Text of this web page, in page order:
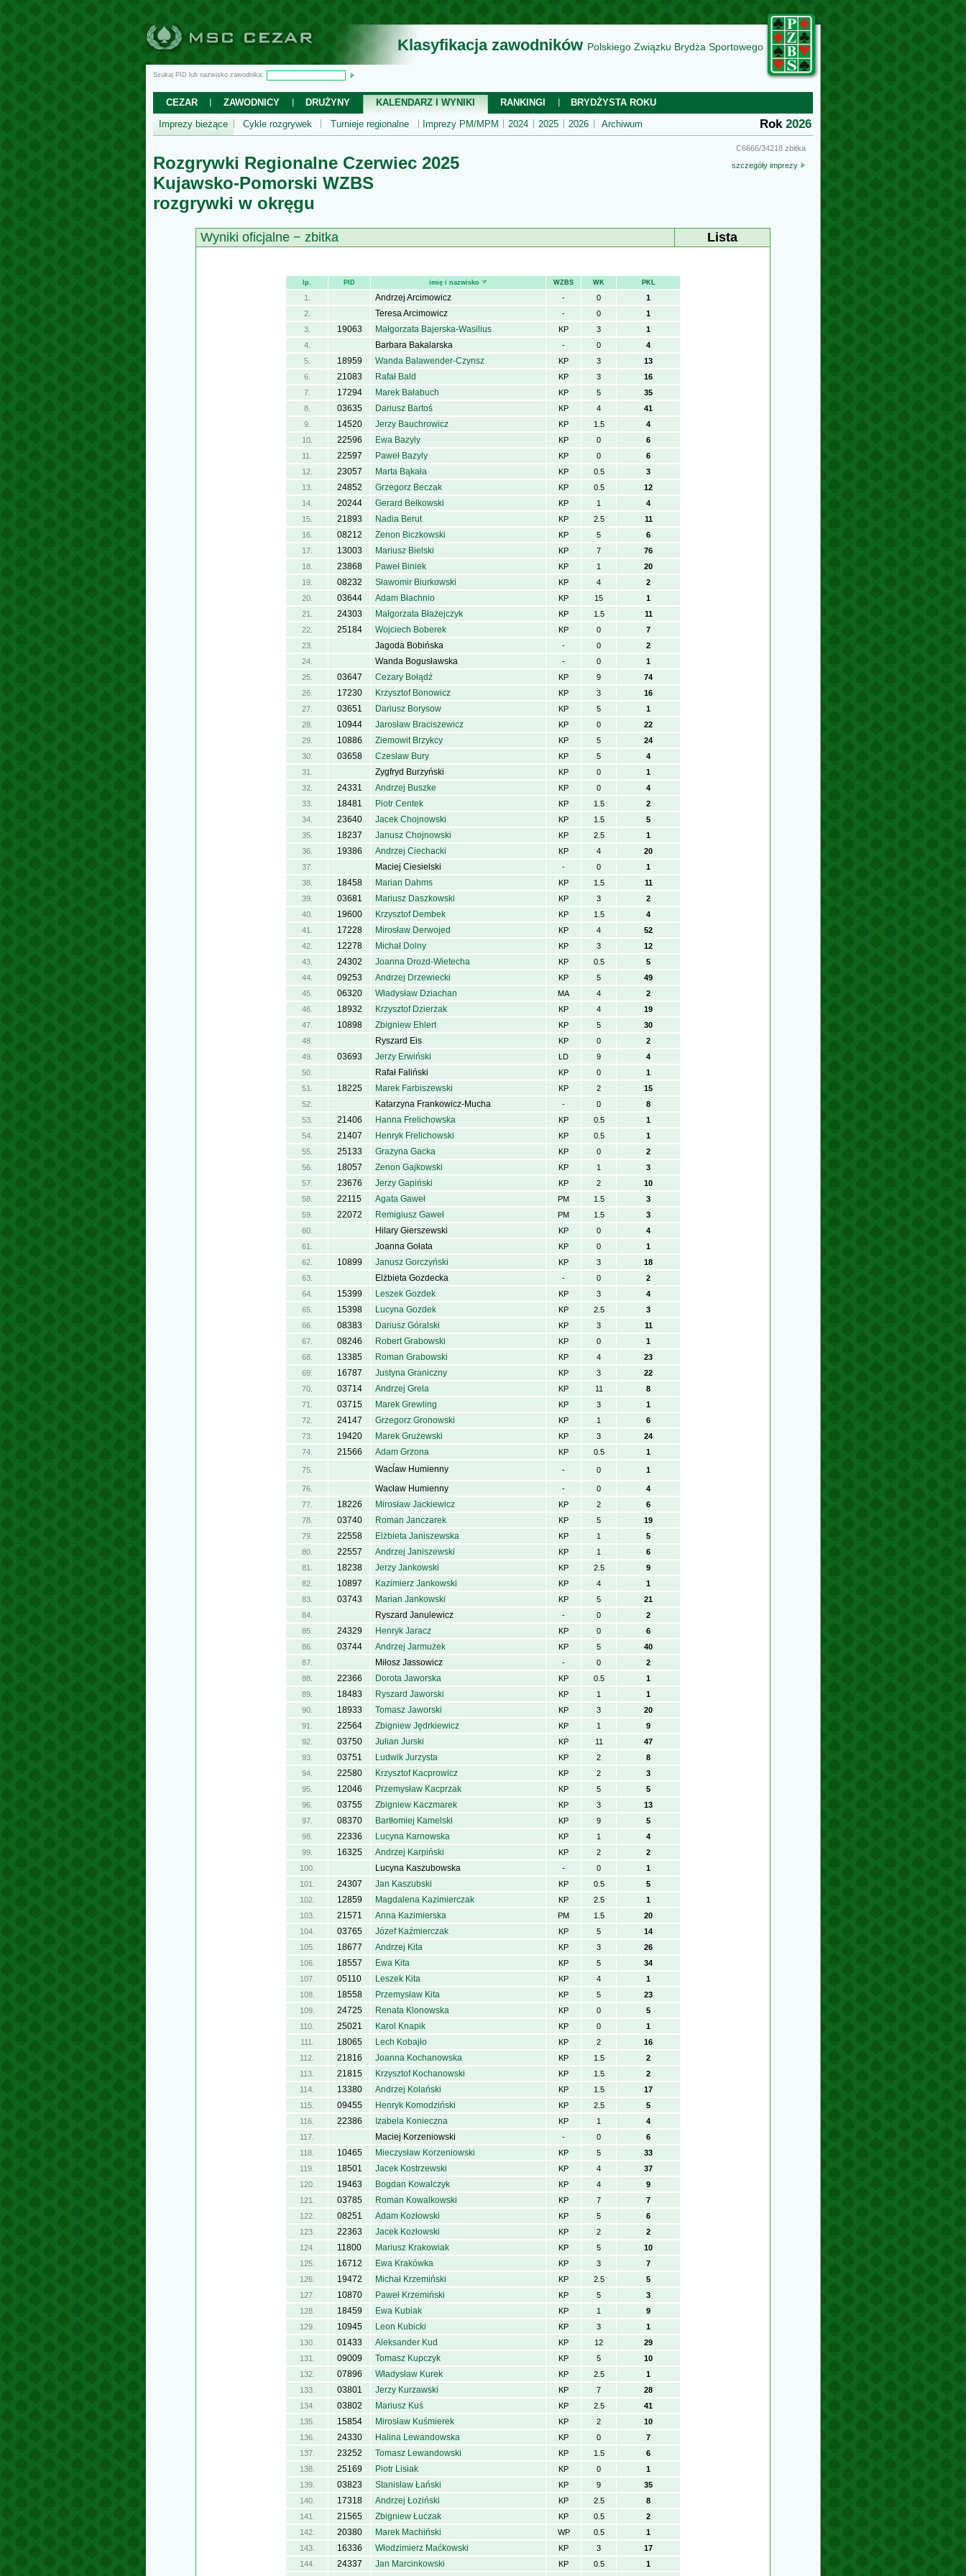
Klasyfikacja zawodników Polskiego Związku Brydża Sportowego
Szukaj PID lub nazwisko zawodnika:
CEZAR ZAWODNICY DRUŻYNY KALENDARZ I WYNIKI RANKINGI
BRYDŻYSTA ROKU
Imprezy bieżące
Cykle rozgrywek Turnieje regionalne Imprezy PM/MPM 2024 2025 2026 Archiwum Rok 2026
C6666/34218 zbitka
szczegóły imprezy
Rozgrywki Regionalne Czerwiec 2025
Kujawsko-Pomorski WZBS
rozgrywki w okręgu
Wyniki oficjalne − zbitka Lista
lp. PID imię i nazwisko WZBS WK PKL
1. Andrzej Arcimowicz - 0
1
2.
Teresa Arcimowicz - 0
1
3.
19063 Małgorzata Bajerska-Wasilius KP 3
1
4.
Barbara Bakalarska - 0
4
5.
18959 Wanda Balawender-Czynsz KP 3
13
6.
21083 Rafał Bald KP 3
16
7.
17294 Marek Bałabuch KP 5
35
8.
03635 Dariusz Bartoś KP 4
41
9.
14520 Jerzy Bauchrowicz KP 1.5
4
10.
22596 Ewa Bazyly KP 0
6
11.
22597 Paweł Bazyly KP 0
6
12.
23057 Marta Bąkała KP 0.5
3
13.
24852 Grzegorz Beczak KP 0.5
12
14.
20244 Gerard Bełkowski KP 1
4
15.
21893 Nadia Berut KP 2.5
11
16.
08212 Zenon Biczkowski KP 5
6
17.
13003 Mariusz Bielski KP 7
76
18.
23868 Paweł Biniek KP 1
20
19.
08232 Sławomir Biurkowski KP 4
2
20.
03644 Adam Błachnio KP 15
1
21.
24303 Małgorzata Błażejczyk KP 1.5
11
22.
25184 Wojciech Boberek KP 0
7
23.
Jagoda Bobińska - 0
2
24.
Wanda Bogusławska - 0
1
25.
03647 Cezary Bołądź KP 9
74
26.
17230 Krzysztof Bonowicz KP 3
16
27.
03651 Dariusz Borysow KP 5
1
28.
10944 Jarosław Braciszewicz KP 0
22
29.
10886 Ziemowit Brzykcy KP 5
24
30.
03658 Czesław Bury KP 5
4
31.
Zygfryd Burzyński KP 0
1
32.
24331 Andrzej Buszke KP 0
4
33.
18481 Piotr Centek KP 1.5
2
34.
23640 Jacek Chojnowski KP 1.5
5
35.
18237 Janusz Chojnowski KP 2.5
1
36.
19386 Andrzej Ciechacki KP 4
20
37.
Maciej Ciesielski - 0
1
38.
18458 Marian Dahms KP 1.5
11
39.
03681 Mariusz Daszkowski KP 3
2
40.
19600 Krzysztof Dembek KP 1.5
4
41.
17228 Mirosław Derwojed KP 4
52
42.
12278 Michał Dolny KP 3
12
43.
24302 Joanna Drozd-Wietecha KP 0.5
5
44.
09253 Andrzej Drzewiecki KP 5
49
45.
06320 Władysław Dziachan MA 4
2
46.
18932 Krzysztof Dzierżak KP 4
19
47.
10898 Zbigniew Ehlert KP 5
30
48.
Ryszard Eis KP 0
2
49.
03693 Jerzy Erwiński LD 9
4
50.
Rafał Faliński KP 0
1
51.
18225 Marek Farbiszewski KP 2
15
52.
Katarzyna Frankowicz-Mucha - 0
8
53.
21406 Hanna Frelichowska KP 0.5
1
54.
21407 Henryk Frelichowski KP 0.5
1
55.
25133 Grażyna Gacka KP 0
2
56.
18057 Zenon Gajkowski KP 1
3
57.
23676 Jerzy Gapiński KP 2
10
58.
22115 Agata Gaweł PM 1.5
3
59.
22072 Remigiusz Gaweł PM 1.5
3
60.
Hilary Gierszewski KP 0
4
61.
Joanna Gołata KP 0
1
62.
10899 Janusz Gorczyński KP 3
18
63.
Elżbieta Gozdecka - 0
2
64.
15399 Leszek Gozdek KP 3
4
65.
15398 Lucyna Gozdek KP 2.5
3
66.
08383 Dariusz Góralski KP 3
11
67.
08246 Robert Grabowski KP 0
1
68.
13385 Roman Grabowski KP 4
23
69.
16787 Justyna Graniczny KP 3
22
70.
03714 Andrzej Grela KP 11
8
71.
03715 Marek Grewling KP 3
1
72.
24147 Grzegorz Gronowski KP 1
6
73.
19420 Marek Grużewski KP 3
24
74.
21566 Adam Grzona KP 0.5 1
75. Wacĺaw Humienny - 0 1
76. Wacław Humienny - 0
4
77.
18226 Mirosław Jackiewicz KP 2
6
78.
03740 Roman Janczarek KP 5
19
79.
22558 Elżbieta Janiszewska KP 1
5
80.
22557 Andrzej Janiszewski KP 1
6
81.
18238 Jerzy Jankowski KP 2.5
9
82.
10897 Kazimierz Jankowski KP 4
1
83.
03743 Marian Jankowski KP 5
21
84.
Ryszard Janulewicz - 0
2
85.
24329 Henryk Jaracz KP 0
6
86.
03744 Andrzej Jarmużek KP 5
40
87.
Miłosz Jassowicz - 0
2
88.
22366 Dorota Jaworska KP 0.5
1
89.
18483 Ryszard Jaworski KP 1
1
90.
18933 Tomasz Jaworski KP 3
20
91.
22564 Zbigniew Jędrkiewicz KP 1
9
92.
03750 Julian Jurski KP 11
47
93.
03751 Ludwik Jurzysta KP 2
8
94.
22580 Krzysztof Kacprowicz KP 2
3
95.
12046 Przemysław Kacprzak KP 5
5
96.
03755 Zbigniew Kaczmarek KP 3
13
97.
08370 Bartłomiej Kamelski KP 9
5
98.
22336 Lucyna Karnowska KP 1
4
99.
16325 Andrzej Karpiński KP 2
2
100.
Lucyna Kaszubowska - 0
1
101.
24307 Jan Kaszubski KP 0.5
5
102.
12859 Magdalena Kazimierczak KP 2.5
1
103.
21571 Anna Kazimierska PM 1.5
20
104.
03765 Józef Kaźmierczak KP 5
14
105.
18677 Andrzej Kita KP 3
26
106.
18557 Ewa Kita KP 5
34
107.
05110 Leszek Kita KP 4
1
108.
18558 Przemysław Kita KP 5
23
109.
24725 Renata Klonowska KP 0
5
110.
25021 Karol Knapik KP 0
1
111.
18065 Lech Kobajło KP 2
16
112.
21816 Joanna Kochanowska KP 1.5
2
113.
21815 Krzysztof Kochanowski KP 1.5
2
114.
13380 Andrzej Kolański KP 1.5
17
115.
09455 Henryk Komodziński KP 2.5
5
116.
22386 Izabela Konieczna KP 1
4
117.
Maciej Korzeniowski - 0
6
118.
10465 Mieczysław Korzeniowski KP 5
33
119.
18501 Jacek Kostrzewski KP 4
37
120.
19463 Bogdan Kowalczyk KP 4
9
121.
03785 Roman Kowalkowski KP 7
7
122.
08251 Adam Kozłowski KP 5
6
123.
22363 Jacek Kozłowski KP 2
2
124.
11800 Mariusz Krakowiak KP 5
10
125.
16712 Ewa Krakówka KP 3
7
126.
19472 Michał Krzemiński KP 2.5
5
127.
10870 Paweł Krzemiński KP 5
3
128.
18459 Ewa Kubiak KP 1
9
129.
10945 Leon Kubicki KP 3
1
130.
01433 Aleksander Kud KP 12
29
131.
09009 Tomasz Kupczyk KP 5
10
132.
07896 Władysław Kurek KP 2.5
1
133.
03801 Jerzy Kurzawski KP 7
28
134.
03802 Mariusz Kuś KP 2.5
41
135.
15854 Mirosław Kuśmierek KP 2
10
136.
24330 Halina Lewandowska KP 0
7
137.
23252 Tomasz Lewandowski KP 1.5
6
138.
25169 Piotr Lisiak KP 0
1
139.
03823 Stanisław Łański KP 9
35
140.
17318 Andrzej Łoziński KP 2.5
8
141.
21565 Zbigniew Łuczak KP 0.5
2
142.
20380 Marek Machiński WP 0.5
1
143.
16336 Włodzimierz Maćkowski KP 3
17
144.
24337 Jan Marcinkowski KP 0.5
1